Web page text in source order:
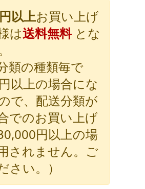
以上お買い上げ
は送料無料とな
類の種類毎で
以上の場合にな
で、配送分類が
でのお買い上げ
円以上の場
されません。ご
さい。）